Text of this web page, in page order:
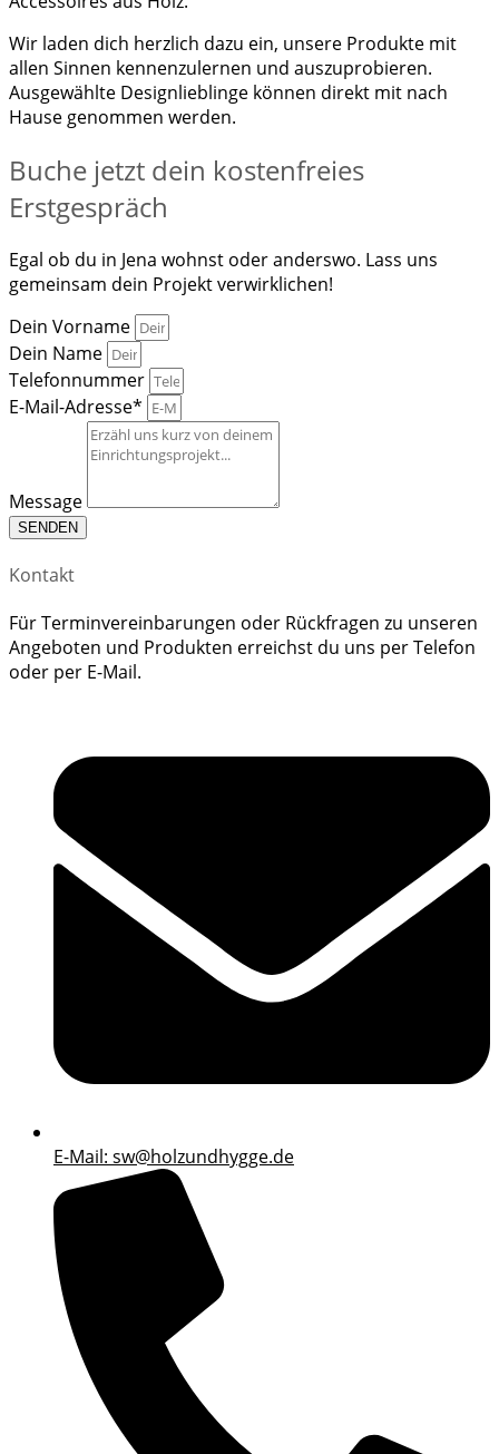
Wir laden dich herzlich dazu ein, unsere Produkte mit
allen Sinnen kennenzulernen und auszuprobieren.
Ausgewählte Designlieblinge können direkt mit nach
Hause genommen werden.
Buche jetzt dein kostenfreies
Erstgespräch
Egal ob du in Jena wohnst oder anderswo. Lass uns
gemeinsam dein Projekt verwirklichen!
Dein Vorname
Dein Name
Telefonnummer
E-Mail-Adresse*
Message
SENDEN
Kontakt
Für Terminvereinbarungen oder Rückfragen zu unseren
Angeboten und Produkten erreichst du uns per Telefon
oder per E-Mail.
E-Mail: sw@holzundhygge.de